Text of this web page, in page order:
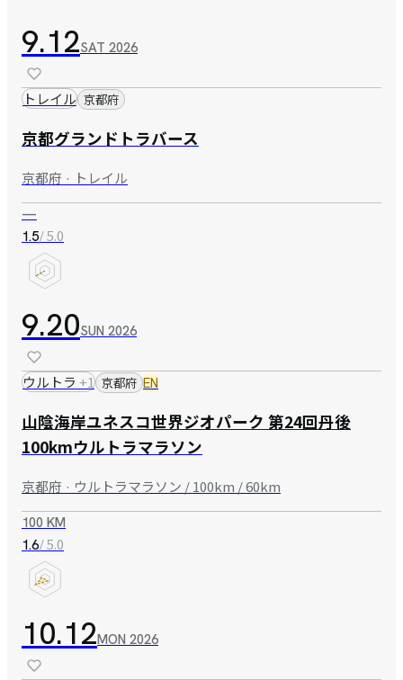
9.12SAT 2026
トレイル 京都府
京都グランドトラバース
京都府 · トレイル
—
1.5/ 5.0
9.20SUN 2026
ウルトラ +1 京都府 EN
山陰海岸ユネスコ世界ジオパーク 第24回丹後
100kmウルトラマラソン
京都府 · ウルトラマラソン / 100km / 60km
100 KM
1.6/ 5.0
10.12MON 2026